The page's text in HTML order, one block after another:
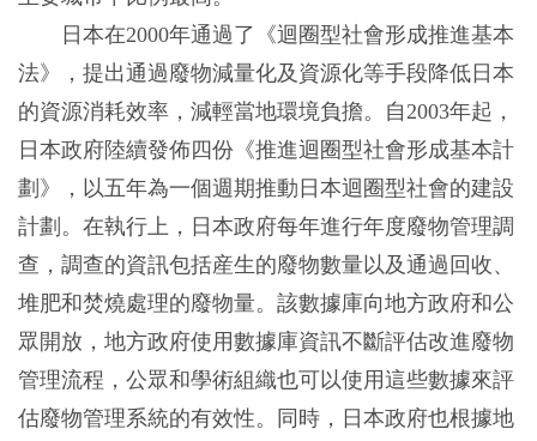
日本在2000年通過了《迴圈型社會形成推進基本
法》，提出通過廢物減量化及資源化等手段降低日本
的資源消耗效率，減輕當地環境負擔。自2003年起，
日本政府陸續發佈四份《推進迴圈型社會形成基本計
劃》，以五年為一個週期推動日本迴圈型社會的建設
計劃。在執行上，日本政府每年進行年度廢物管理調
查，調查的資訊包括産生的廢物數量以及通過回收、
堆肥和焚燒處理的廢物量。該數據庫向地方政府和公
眾開放，地方政府使用數據庫資訊不斷評估改進廢物
管理流程，公眾和學術組織也可以使用這些數據來評
估廢物管理系統的有效性。同時，日本政府也根據地